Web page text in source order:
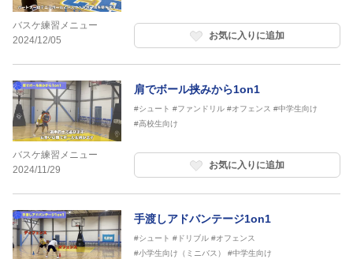
バスケ練習メニュー
2024/12/05
お気に入りに追加
バスケ練習メニュー
2024/11/29
肩でボール挟みから1on1
#シュート #ファンドリル #オフェンス #中学生向け
#高校生向け
お気に入りに追加
手渡しアドバンテージ1on1
#シュート #ドリブル #オフェンス
#小学生向け（ミニバス）
#中学生向け